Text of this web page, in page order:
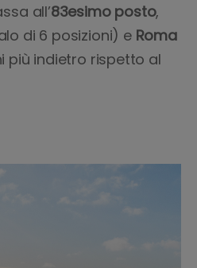
all’83esimo posto,
di 6 posizioni) e Roma
più indietro rispetto al